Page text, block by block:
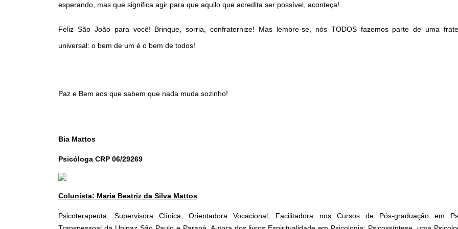
esperando, mas que significa agir para que aquilo que acredita ser possível, aconteça!
Feliz São João para você! Brinque, sorria, confraternize! Mas lembre-se, nós TODOS fazemos parte de uma
universal: o bem de um é o bem de todos!
Paz e Bem aos que sabem que nada muda sozinho!
Bia Mattos
Psicóloga CRP 06/29269
Colunista: Maria Beatriz da Silva Mattos
Psicoterapeuta, Supervisora Clínica, Orientadora Vocacional, Facilitadora nos Cursos de Pós-graduação em